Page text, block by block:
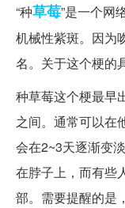
“种草莓”是一个网
机械性紫斑。因为
名。关于这个梗的
种草莓这个梗最早
之间。通常可以在
会在2~3天逐渐变
在脖子上，而有些
部。需要提醒的是